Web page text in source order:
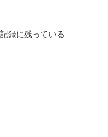
録に残っている